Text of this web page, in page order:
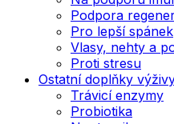
Podpora
Pro lepší spánek
Vlasy, nehty a
Proti stresu
Ostatní doplňky
Trávicí enzymy
Probiotika